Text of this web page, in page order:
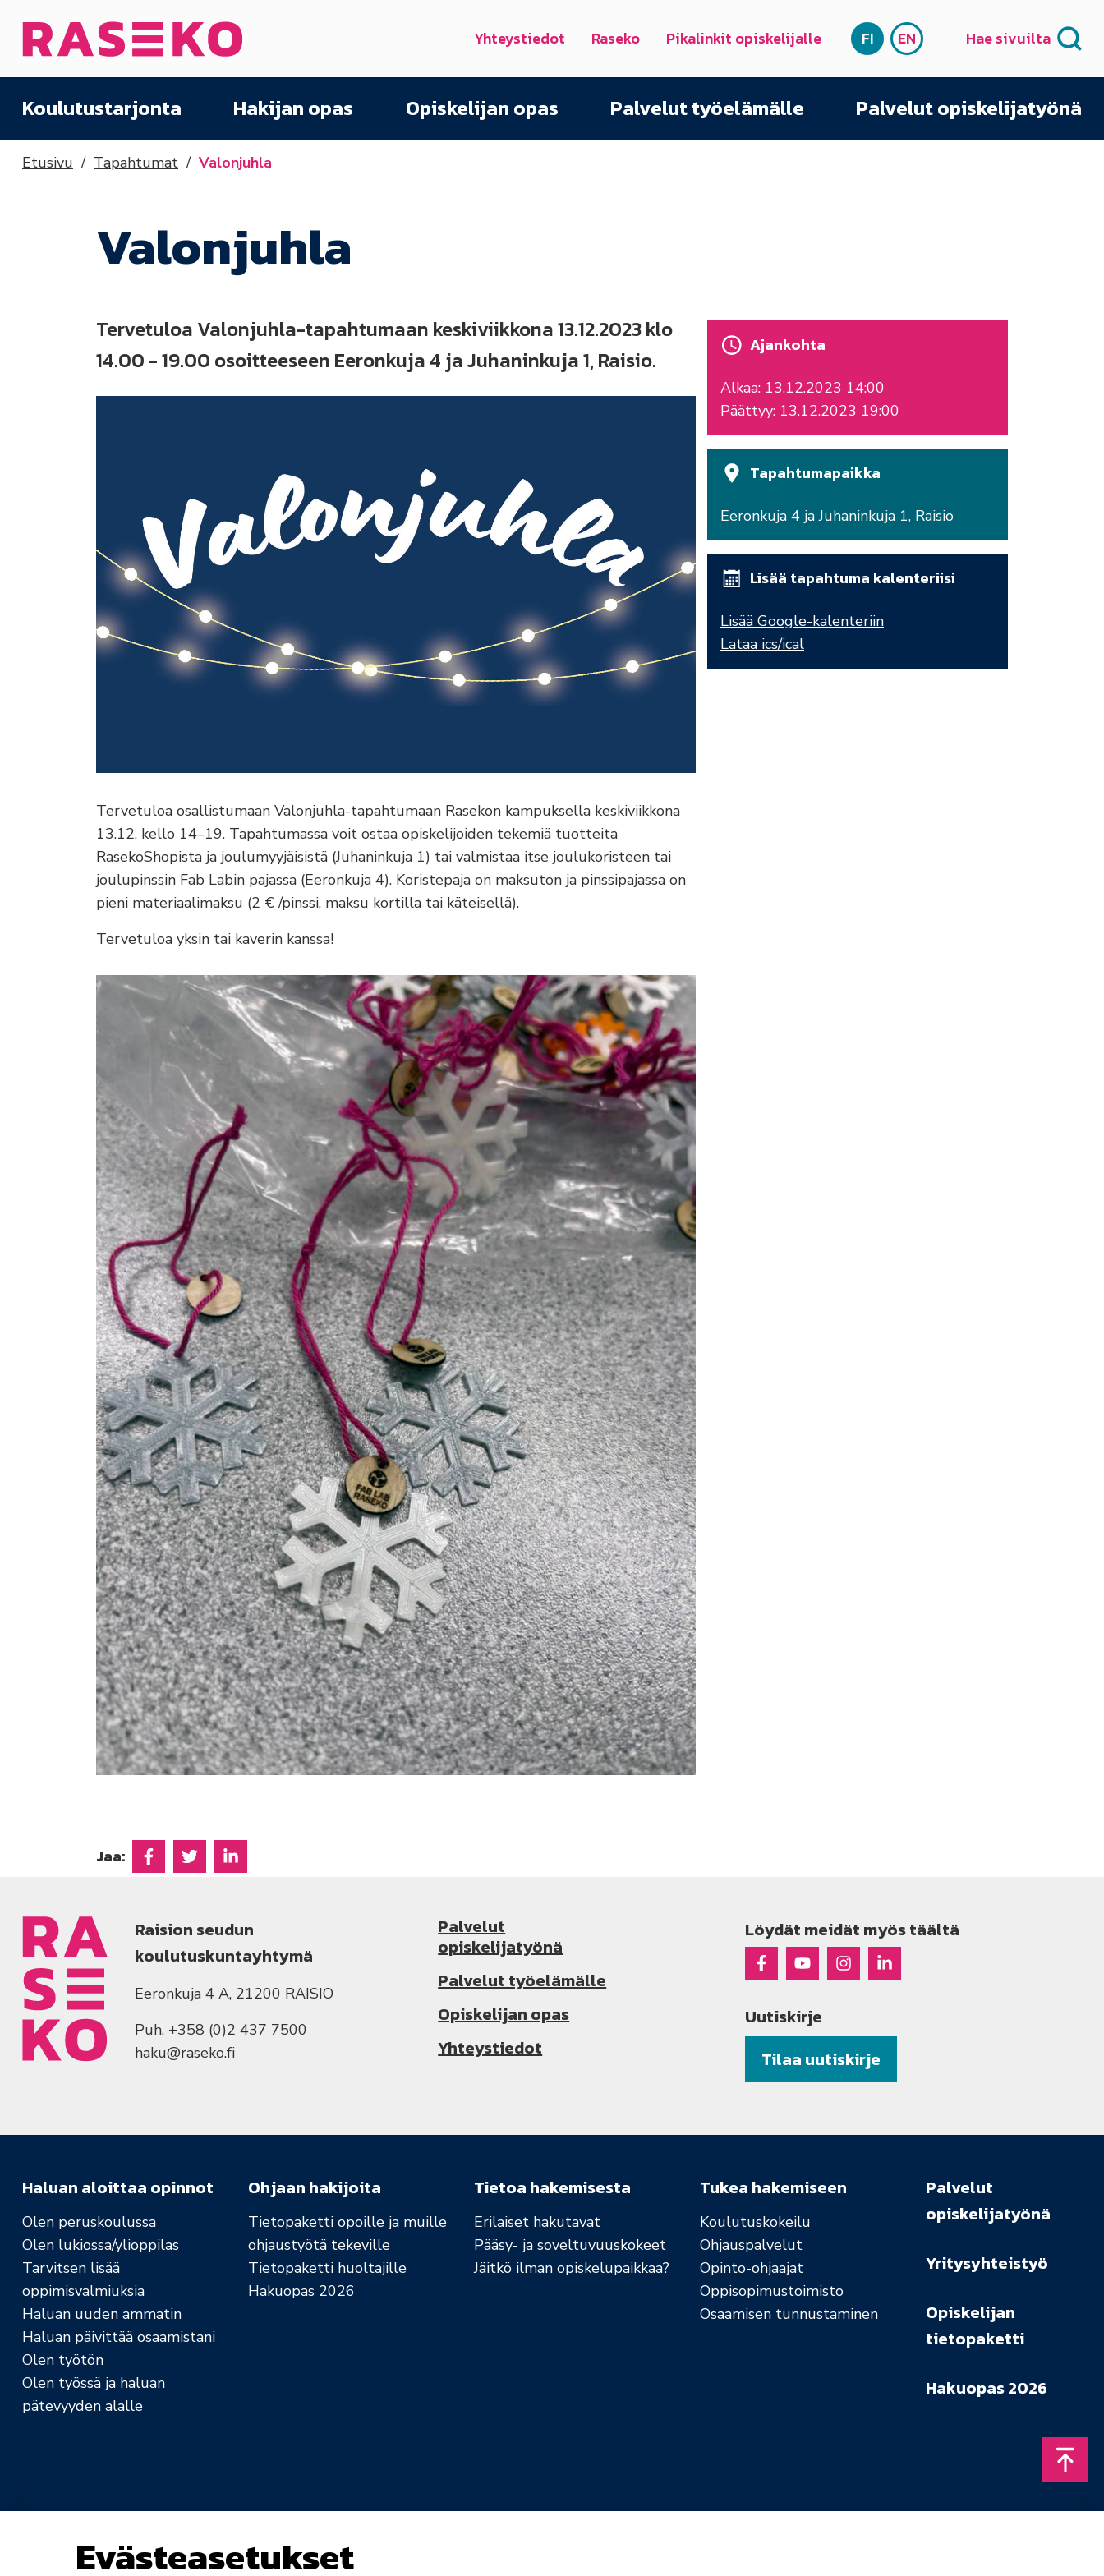
Etusivu Yhteystiedot Raseko Pikalinkit opiskelijalle SUOMI
FI ENGLISH
EN Hae sivuilta
Koulutustarjonta Hakijan opas Opiskelijan opas Palvelut työelämälle Palvelut opiskelijatyönä
Etusivu Tapahtumat Valonjuhla
Valonjuhla
Ajankohta
Alkaa: 13.12.2023 14:00
Päättyy: 13.12.2023 19:00
Tapahtumapaikka
Eeronkuja 4 ja Juhaninkuja 1, Raisio
Lisää tapahtuma kalenteriisi
Lisää Google-kalenteriin
Lataa ics/ical
Tervetuloa Valonjuhla-tapahtumaan keskiviikkona 13.12.2023 klo
14.00 - 19.00 osoitteeseen Eeronkuja 4 ja Juhaninkuja 1, Raisio.
Tervetuloa osallistumaan Valonjuhla-tapahtumaan Rasekon kampuksella keskiviikkona
13.12. kello 14–19. Tapahtumassa voit ostaa opiskelijoiden tekemiä tuotteita
RasekoShopista ja joulumyyjäisistä (Juhaninkuja 1) tai valmistaa itse joulukoristeen tai
joulupinssin Fab Labin pajassa (Eeronkuja 4). Koristepaja on maksuton ja pinssipajassa on
pieni materiaalimaksu (2 € /pinssi, maksu kortilla tai käteisellä).
Tervetuloa yksin tai kaverin kanssa!
Jaa: Jaa Facebookissa
Jaa Twitterissä
Jaa Linkedinissä
Raision seudun
koulutuskuntayhtymä
Eeronkuja 4 A, 21200 RAISIO
Puh. +358 (0)2 437 7500
haku@raseko.fi
Palvelut
opiskelijatyönä
Palvelut työelämälle
Opiskelijan opas
Yhteystiedot
Löydät meidät myös täältä
Raseko Facebookissa
Raseko Youtubessa
Raseko Instagramissa
Raseko Linkedinissä
Uutiskirje
Tilaa uutiskirje
Haluan aloittaa opinnot
Olen peruskoulussa
Olen lukiossa/ylioppilas
Tarvitsen lisää
oppimisvalmiuksia
Haluan uuden ammatin
Haluan päivittää osaamistani
Olen työtön
Olen työssä ja haluan
pätevyyden alalle
Ohjaan hakijoita
Tietopaketti opoille ja muille
ohjaustyötä tekeville
Tietopaketti huoltajille
Hakuopas 2026
Tietoa hakemisesta
Erilaiset hakutavat
Pääsy- ja soveltuvuuskokeet
Jäitkö ilman opiskelupaikkaa?
Tukea hakemiseen
Koulutuskokeilu
Ohjauspalvelut
Opinto-ohjaajat
Oppisopimustoimisto
Osaamisen tunnustaminen
Palvelut
opiskelijatyönä
Yritysyhteistyö
Opiskelijan
tietopaketti
Hakuopas 2026
Saavutettavuusseloste Rekisteri- ja tietosuojaselosteet
Evästeasetukset